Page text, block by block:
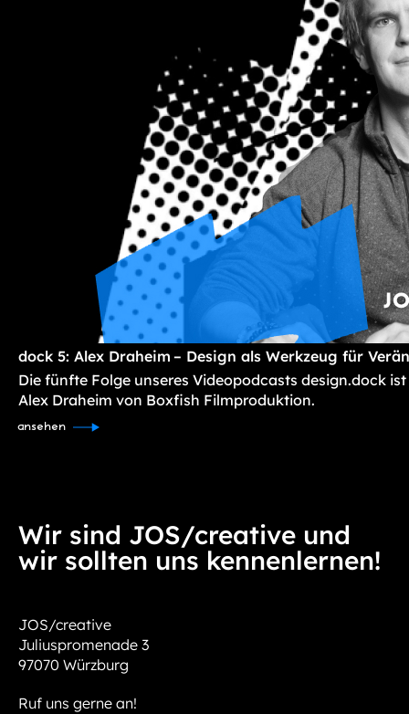
dock 5: Alex Draheim – Design als Werkzeug für
Die fünfte Folge unseres Videopodcasts design.dock
Alex Draheim von Boxfish Filmproduktion.
ansehen
Wir sind JOS/creative und
wir sollten uns kennenlernen!
JOS/creative
Juliuspromenade 3
97070 Würzburg
Ruf uns gerne an!